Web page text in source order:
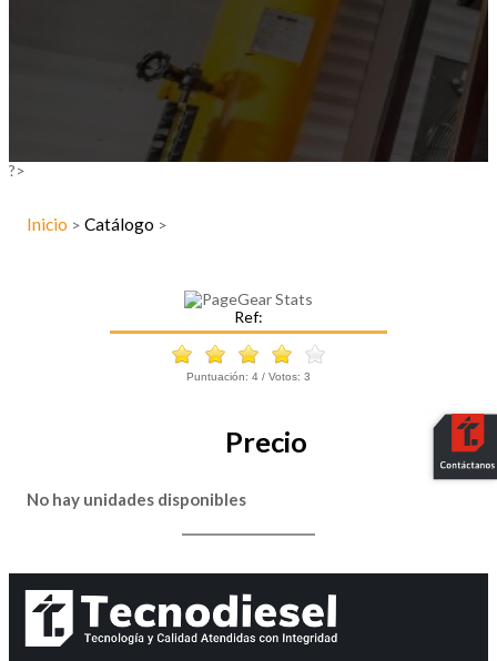
?>
Inicio > Catálogo >
Ref:
Puntuación: 4 / Votos: 3
Precio
No hay unidades disponibles